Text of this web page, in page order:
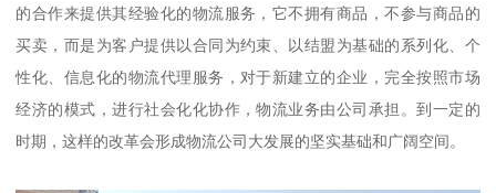
的合作来提供其经验化的物流服务，它不拥有商品，不参与商品的
买卖，而是为客户提供以合同为约束、以结盟为基础的系列化、个
性化、信息化的物流代理服务，对于新建立的企业，完全按照市场
经济的模式，进行社会化化协作，物流业务由公司承担。到一定的
时期，这样的改革会形成物流公司大发展的坚实基础和广阔空间。